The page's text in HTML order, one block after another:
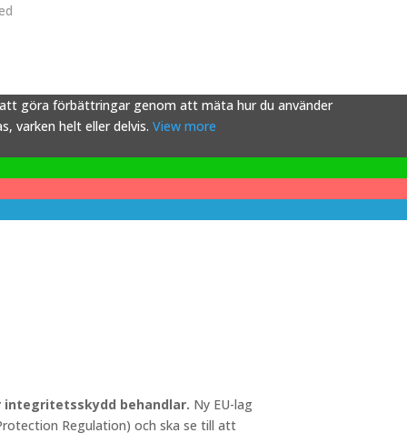
att göra förbättringar genom att mäta hur du använder
varken helt eller delvis. View more
behandlar. Ny EU-lag
Regulation) och ska se till att